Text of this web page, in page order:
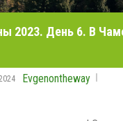
2023. День 6. В
Evgenontheway